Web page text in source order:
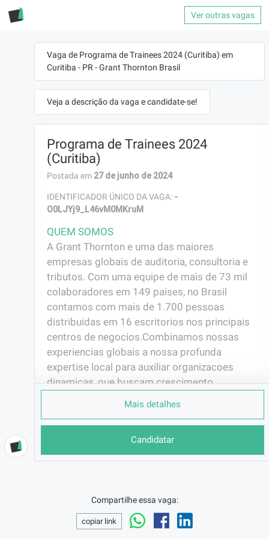
Ver outras vagas
Vaga de Programa de Trainees 2024 (Curitiba) em
Curitiba - PR - Grant Thornton Brasil
Veja a descrição da vaga e candidate-se!
Programa de Trainees 2024
(Curitiba)
Postada em 27 de junho de 2024
IDENTIFICADOR ÚNICO DA VAGA: -
O0LJYj9_L46vM0MKruM
QUEM SOMOS
A Grant Thornton e uma das maiores
empresas globais de auditoria, consultoria e
tributos. Com uma equipe de mais de 73 mil
colaboradores em 149 paises, no Brasil
contamos com mais de 1.700 pessoas
distribuidas em 16 escritorios nos principais
centros de negocios.Combinamos nossas
experiencias globais a nossa profunda
expertise local para auxiliar organizacoes
dinamicas, que buscam crescimento
sustentavel e resiliencia frente aos desafios
eficiencia e excelencia em suas estrategias,
processos e operacoes.Estamos em
constante evolucao e nos movimentando para
inclusivos e seguros. Em nossa cultura,
valorizamos:    Inovacao    Sustentabilidade
Excelencia    Foco no cliente    Senso de dono
Candidatar
Mais detalhes
Compartilhe essa vaga:
copiar link